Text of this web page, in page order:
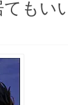
もい